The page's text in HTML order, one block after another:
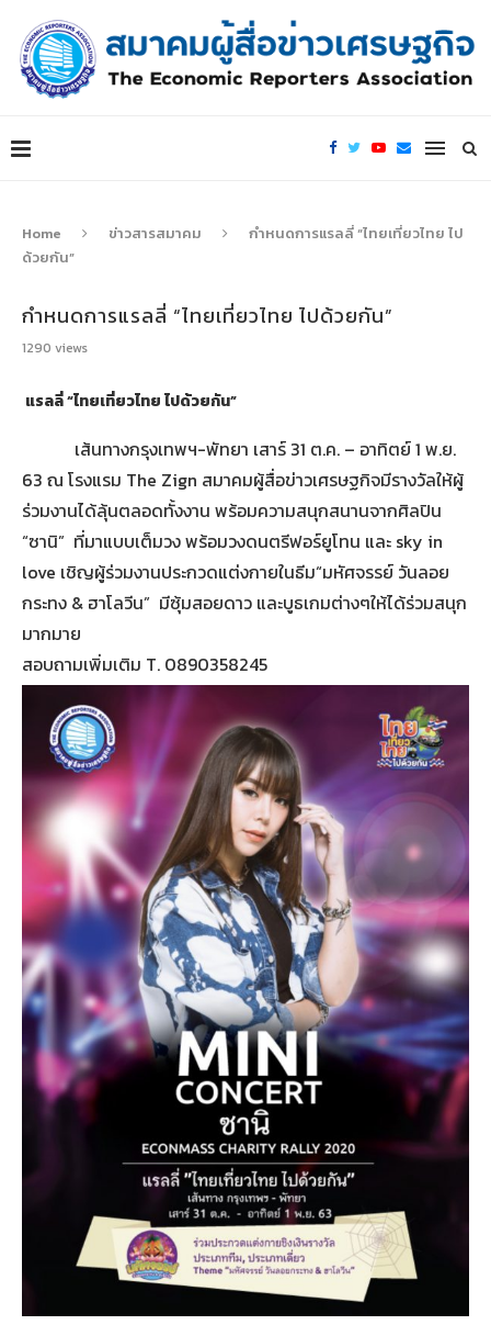
Home ข่าวสารสมาคม
กำหนดการแรลลี่ “ไทยเที่ยวไทย ไป
ด้วยกัน”
กำหนดการแรลลี่ “ไทยเที่ยวไทย ไปด้วยกัน”
1290 views
แรลลี่ “ไทยเที่ยวไทย ไปด้วยกัน”
เส้นทางกรุงเทพฯ-พัทยา เสาร์ 31 ต.ค. – อาทิตย์ 1 พ.ย.
63 ณ โรงแรม The Zign สมาคมผู้สื่อข่าวเศรษฐกิจมีรางวัลให้ผู้
ร่วมงานได้ลุ้นตลอดทั้งงาน พร้อมความสนุกสนานจากศิลปิน
“ซานิ” ที่มาแบบเต็มวง พร้อมวงดนตรีฟอร์ยูโทน และ sky in
love เชิญผู้ร่วมงานประกวดแต่งกายในธีม“มหัศจรรย์ วันลอย
กระทง & ฮาโลวีน” มีซุ้มสอยดาว และบูธเกมต่างๆให้ได้ร่วมสนุก
มากมาย
สอบถามเพิ่มเติม T. 0890358245